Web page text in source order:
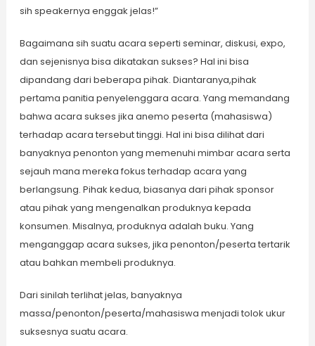
sih speakernya enggak jelas!”
Bagaimana sih suatu acara seperti seminar, diskusi, expo,
dan sejenisnya bisa dikatakan sukses? Hal ini bisa
dipandang dari beberapa pihak. Diantaranya,pihak
pertama panitia penyelenggara acara. Yang memandang
bahwa acara sukses jika anemo peserta (mahasiswa)
terhadap acara tersebut tinggi. Hal ini bisa dilihat dari
banyaknya penonton yang memenuhi mimbar acara serta
sejauh mana mereka fokus terhadap acara yang
berlangsung. Pihak kedua, biasanya dari pihak sponsor
atau pihak yang mengenalkan produknya kepada
konsumen. Misalnya, produknya adalah buku. Yang
menganggap acara sukses, jika penonton/peserta tertarik
atau bahkan membeli produknya.
Dari sinilah terlihat jelas, banyaknya
massa/penonton/peserta/mahasiswa menjadi tolok ukur
suksesnya suatu acara.